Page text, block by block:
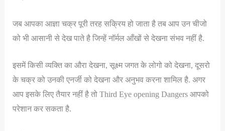
जब आपका आज्ञा चक्र पूरी तरह सक्रिय हो जाता है तब आप उन चीजो
को भी आसानी से देख पाते है जिन्हें नॉर्मल आँखों से देखना संभव नहीं है.
इसमें किसी व्यक्ति का औरा देखना, सूक्ष्म जगत के लोगो को देखना, दूसरो
के चक्र को उनकी एनर्जी को देखना और अनुभव करना शामिल है. अगर
आप इसके लिए तैयार नहीं है तो Third Eye opening Dangers आपको
परेशान कर सकता है.